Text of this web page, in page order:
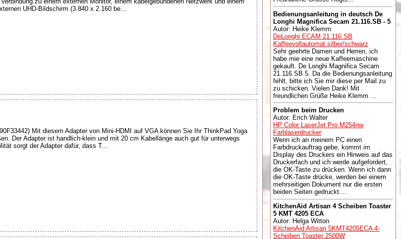
UHD-Bildschirm (3.840 x 2.160 be...
Mit diesem Adapter von Mini-HDMI auf VGA können Sie Ihr ThinkPad Yoga
Der Adapter ist handlich-klein und mit 20 cm Kabellänge auch gut für unterwegs
sorgt der Adapter dafür, dass T...
Bedienungsanleitung in deutsch De
Longhi Magnifica Secam 21.116.SB - 5
Autor: Heike Klemm
DeLonghi ECAM 21.116.SB
Kaffeevollautomat silber/schwarz
Sehr geehrte Damen und Herren, ich
habe mie eine neue Kaffeemaschine
gekauft. De Longhi Magnifica Secam
21.116.SB 5. Da die Bedienungsanleitung
fehlt, bitte ich Sie mir diese per Mail zu
zu schicken. Vielen Dank! Mit
freundlichen Grüße Heike Klemm ...
Problem beim Drucken
Autor: Erich Walter
HP Color LaserJet Pro M254nw
Farblaserdrucker
Wenn ich an meinem PC einen
Farbdruckauftrag gebe, kommt im
Display des Druckers ein Hinweis auf das
Druckerfach und ich werde aufgefordert,
die OK-Taste zu drücken. Wenn ich dann
die OK-Taste drücke, werden bei einem
mehrseitigen Dokument nur die ersten
beiden Seiten gedruckt....
KitchenAid Artisan 4 Scheiben Toaster
5 KMT 4205 ECA
Autor: Helga Witton
KitchenAid Artisan 5KMT4205ECA 4-
Scheiben Toaster 2500W